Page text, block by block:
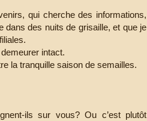
qui cherche des informations,
dans des nuits de grisaille, et que je
intact.
la tranquille saison de semailles.
ils sur vous? Ou c’est plutôt